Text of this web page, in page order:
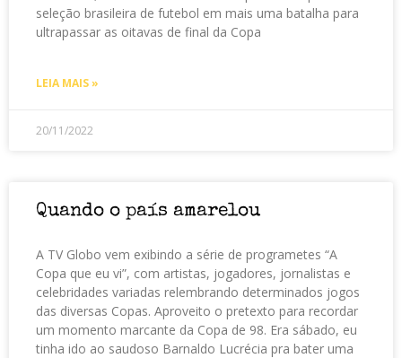
seleção brasileira de futebol em mais uma batalha para
ultrapassar as oitavas de final da Copa
LEIA MAIS »
20/11/2022
Quando o país amarelou
A TV Globo vem exibindo a série de programetes “A
Copa que eu vi”, com artistas, jogadores, jornalistas e
celebridades variadas relembrando determinados jogos
das diversas Copas. Aproveito o pretexto para recordar
um momento marcante da Copa de 98. Era sábado, eu
tinha ido ao saudoso Barnaldo Lucrécia pra bater uma